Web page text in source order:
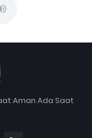
Aman Ada Saat